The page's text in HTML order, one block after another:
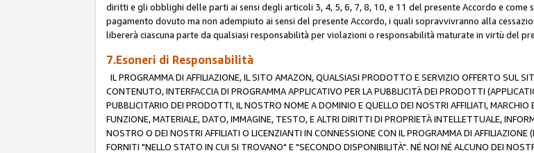
diritti e gli obblighi delle parti ai sensi degli articoli 3, 4, 5, 6, 7, 8, 10, e 11 del presente Accordo e
pagamento dovuto ma non adempiuto ai sensi del presente Accordo, i quali sopravvivranno alla
libererà ciascuna parte da qualsiasi responsabilità per violazioni o responsabilità maturate in virtù del
7.Esoneri di Responsabilità
IL PROGRAMMA DI AFFILIAZIONE, IL SITO AMAZON, QUALSIASI PRODOTTO E SERVIZIO OFFERTO SUL
CONTENUTO, INTERFACCIA DI PROGRAMMA APPLICATIVO PER LA PUBBLICITÀ DEI PRODOTTI
PUBBLICITARIO DEI PRODOTTI, IL NOSTRO NOME A DOMINIO E QUELLO DEI NOSTRI AFFILIATI,
FUNZIONE, MATERIALE, DATO, IMMAGINE, TESTO, E ALTRI DIRITTI DI PROPRIETÀ INTELLETTUALE,
NOSTRO O DEI NOSTRI AFFILIATI O LICENZIANTI IN CONNESSIONE CON IL PROGRAMMA DI AFFILIAZIONE
FORNITI "NELLO STATO IN CUI SI TROVANO" E "SECONDO DISPONIBILITÀ". NÉ NOI NÉ ALCUNO DEI